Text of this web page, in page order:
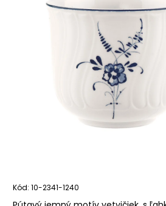
Kód: 10-2341-1240